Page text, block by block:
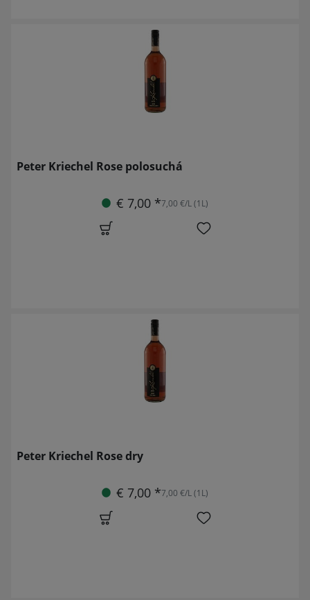
Peter Kriechel Rose polosuchá
€ 7,00 *7,00 €/L (1L)
Peter Kriechel Rose dry
€ 7,00 *7,00 €/L (1L)